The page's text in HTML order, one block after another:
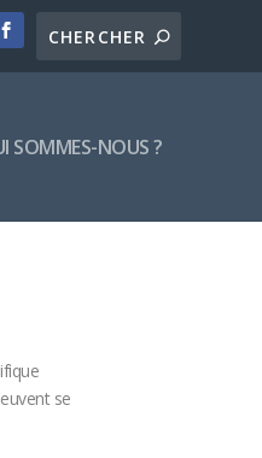
SOMMES-NOUS ?
se